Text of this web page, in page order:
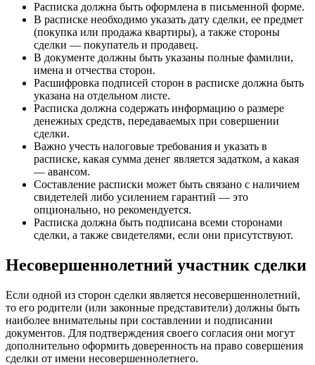
Расписка должна быть оформлена в письменной форме.
В расписке необходимо указать дату сделки, ее предмет
(покупка или продажа квартиры), а также стороны
сделки — покупатель и продавец.
В документе должны быть указаны полные фамилии,
имена и отчества сторон.
Расшифровка подписей сторон в расписке должна быть
указана на отдельном листе.
Расписка должна содержать информацию о размере
денежных средств, передаваемых при совершении
сделки.
Важно учесть налоговые требования и указать в
расписке, какая сумма денег является задатком, а какая
— авансом.
Составление расписки может быть связано с наличием
свидетелей либо усилением гарантий — это
опционально, но рекомендуется.
Расписка должна быть подписана всеми сторонами
сделки, а также свидетелями, если они присутствуют.
Несовершеннолетний участник сделки
Если одной из сторон сделки является несовершеннолетний,
то его родители (или законные представители) должны быть
наиболее внимательны при составлении и подписании
документов. Для подтверждения своего согласия они могут
дополнительно оформить доверенность на право совершения
сделки от имени несовершеннолетнего.